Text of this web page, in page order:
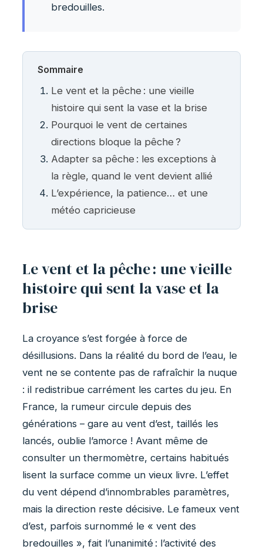
bredouilles.
Sommaire
Le vent et la pêche : une vieille
histoire qui sent la vase et la brise
Pourquoi le vent de certaines
directions bloque la pêche ?
Adapter sa pêche : les exceptions à
la règle, quand le vent devient allié
L’expérience, la patience… et une
météo capricieuse
Le vent et la pêche : une vieille
histoire qui sent la vase et la
brise
La croyance s’est forgée à force de
désillusions. Dans la réalité du bord de l’eau, le
vent ne se contente pas de rafraîchir la nuque
: il redistribue carrément les cartes du jeu. En
France, la rumeur circule depuis des
générations – gare au vent d’est, taillés les
lancés, oublie l’amorce ! Avant même de
consulter un thermomètre, certains habitués
lisent la surface comme un vieux livre. L’effet
du vent dépend d’innombrables paramètres,
mais la direction reste décisive. Le fameux vent
d’est, parfois surnommé le « vent des
bredouilles », fait l’unanimité : l’activité des